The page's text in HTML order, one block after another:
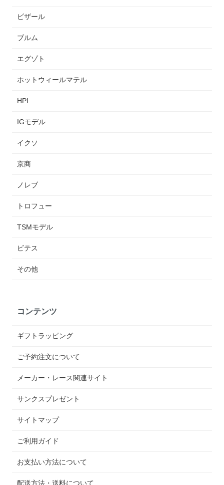
ビザール
ブルム
エグゾト
ホットウィールマテル
HPI
IGモデル
イクソ
京商
ノレブ
トロフュー
TSMモデル
ビテス
その他
コンテンツ
ギフトラッピング
ご予約注文について
メーカー・レース関連サイト
サンクスプレゼント
サイトマップ
ご利用ガイド
お支払い方法について
配送方法・送料について